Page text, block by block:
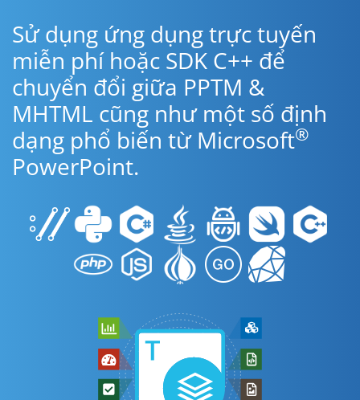
Sử dụng ứng dụng trực tuyến
miễn phí hoặc SDK C++ để
chuyển đổi giữa PPTM &
MHTML cũng như một số định
dạng phổ biến từ Microsoft®
PowerPoint.